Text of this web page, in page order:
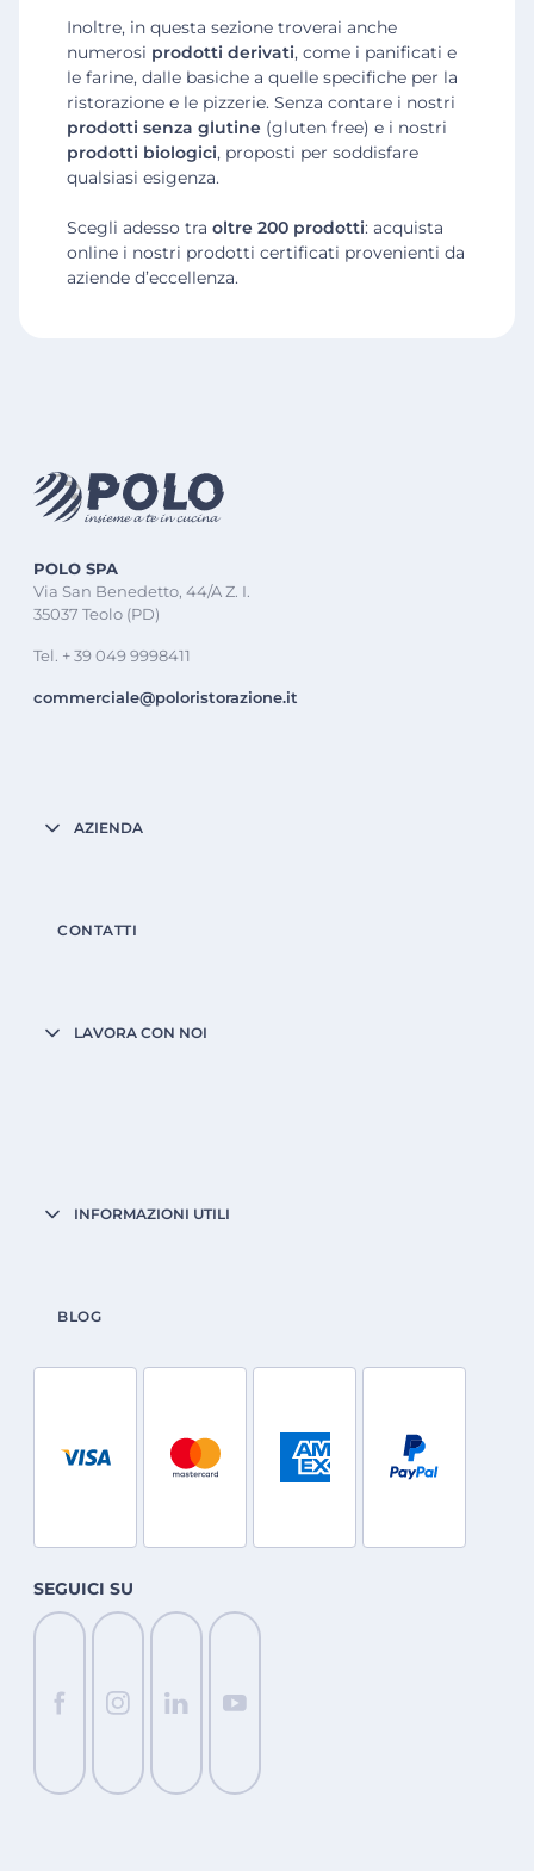
Inoltre, in questa sezione troverai anche
numerosi prodotti derivati, come i panificati e
le farine, dalle basiche a quelle specifiche per la
ristorazione e le pizzerie. Senza contare i nostri
prodotti senza glutine (gluten free) e i nostri
prodotti biologici, proposti per soddisfare
qualsiasi esigenza.
Scegli adesso tra oltre 200 prodotti: acquista
online i nostri prodotti certificati provenienti da
aziende d’eccellenza.
POLO SPA
Via San Benedetto, 44/A Z. I.
35037 Teolo (PD)
Tel. + 39 049 9998411
commerciale@poloristorazione.it
AZIENDA
CONTATTI
LAVORA CON NOI
INFORMAZIONI UTILI
BLOG
SEGUICI SU